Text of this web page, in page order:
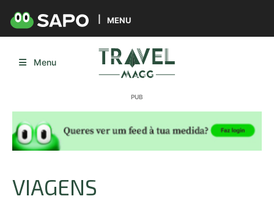
MENU
Menu
VIAGENS